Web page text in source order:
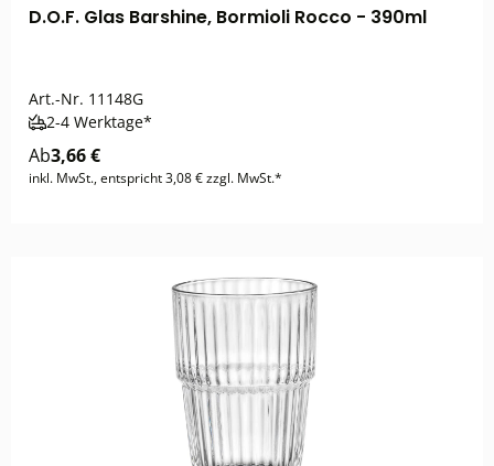
D.O.F. Glas Barshine, Bormioli Rocco - 390ml
Art.-Nr. 11148G
2-4 Werktage*
Ab3,66 €
inkl. MwSt., entspricht 3,08 € zzgl. MwSt.*